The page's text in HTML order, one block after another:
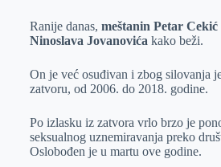
Ranije danas, meštanin Petar
Ninoslava Jovanovića kako beži.
On je već osuđivan i zbog silovanja
zatvoru, od 2006. do 2018. godine.
Po izlasku iz zatvora vrlo brzo je
seksualnog uznemiravanja preko
Oslobođen je u martu ove godine.